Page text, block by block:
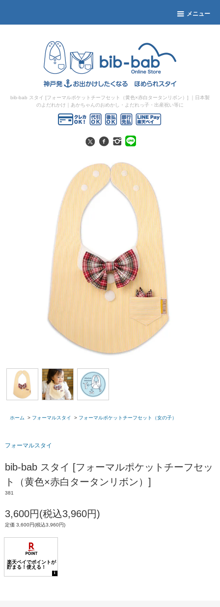
メニュー
bib-bab スタイ [フォーマルポケットチーフセット（黄色×赤白タータンリボン）] ｜日本製
のよだれかけ｜あかちゃんのおめかし・よだれっ子・出産祝い等に
ホーム > フォーマルスタイ > フォーマルポケットチーフセット（女の子）
フォーマルスタイ
bib-bab スタイ [フォーマルポケットチーフセッ
ト（黄色×赤白タータンリボン）]
381
3,600円(税込3,960円)
定価 3,600円(税込3,960円)